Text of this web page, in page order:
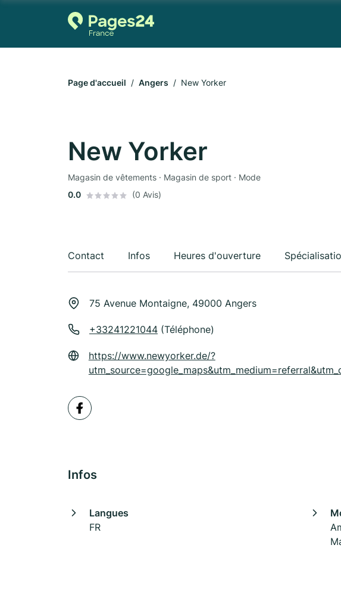
Page d'accueil Angers New Yorker
New Yorker
Magasin de vêtements · Magasin de sport · Mode
0.0
(0 Avis)
Contact Infos Heures d'ouverture
75 Avenue Montaigne, 49000 Angers
+33241221044 (Téléphone)
https://www.newyorker.de/?
Infos
Langues
FR